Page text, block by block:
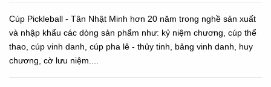
Cúp Pickleball - Tân Nhật Minh hơn 20 năm trong nghề sản xuất
và nhập khẩu các dòng sản phẩm như: kỷ niệm chương, cúp thể
thao, cúp vinh danh, cúp pha lê - thủy tinh, bảng vinh danh, huy
chương, cờ lưu niệm....